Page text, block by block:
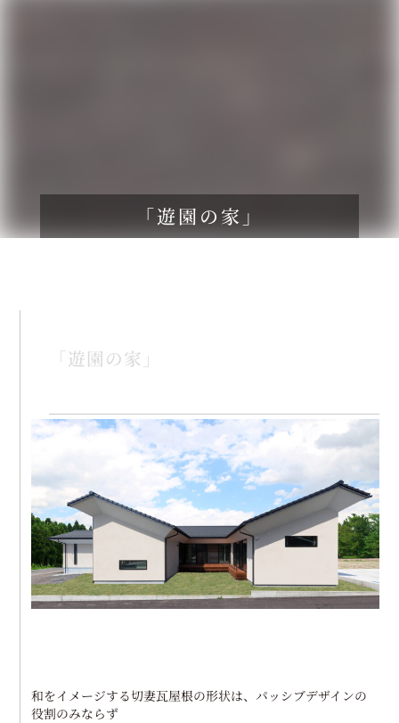
「遊園の家」
「遊園の家」
和をイメージする切妻瓦屋根の形状は、パッシブデザインの
役割のみならず